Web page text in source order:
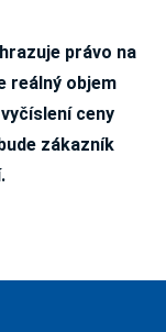
právo na
reálný objem
ceny
zákazník